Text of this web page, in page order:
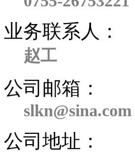
业务联系人：
赵工
公司邮箱：
slkn@sina.com
公司地址：